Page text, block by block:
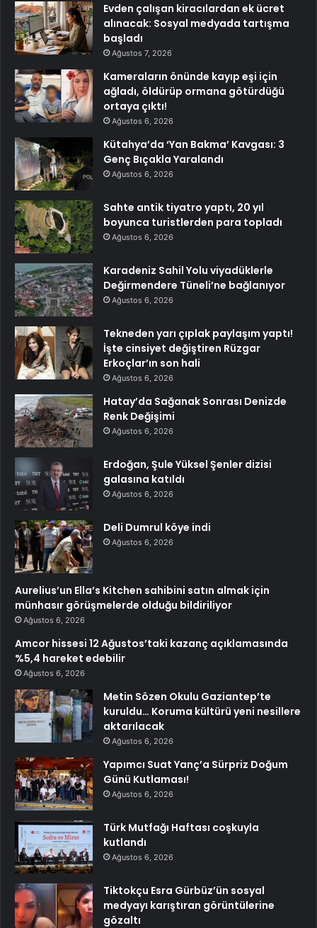
Evden çalışan kiracılardan ek ücret
alınacak: Sosyal medyada tartışma
başladı
Ağustos 7, 2026
Kameraların önünde kayıp eşi için
ağladı, öldürüp ormana götürdüğü
ortaya çıktı!
Ağustos 6, 2026
Kütahya’da ‘Yan Bakma’ Kavgası: 3
Genç Bıçakla Yaralandı
Ağustos 6, 2026
Sahte antik tiyatro yaptı, 20 yıl
boyunca turistlerden para topladı
Ağustos 6, 2026
Karadeniz Sahil Yolu viyadüklerle
Değirmendere Tüneli’ne bağlanıyor
Ağustos 6, 2026
Tekneden yarı çıplak paylaşım yaptı!
İşte cinsiyet değiştiren Rüzgar
Erkoçlar’ın son hali
Ağustos 6, 2026
Hatay’da Sağanak Sonrası Denizde
Renk Değişimi
Ağustos 6, 2026
Erdoğan, Şule Yüksel Şenler dizisi
galasına katıldı
Ağustos 6, 2026
Deli Dumrul köye indi
Ağustos 6, 2026
Aurelius’un Ella’s Kitchen sahibini satın almak için
münhasır görüşmelerde olduğu bildiriliyor
Ağustos 6, 2026
Amcor hissesi 12 Ağustos’taki kazanç açıklamasında
%5,4 hareket edebilir
Ağustos 6, 2026
Metin Sözen Okulu Gaziantep’te
kuruldu… Koruma kültürü yeni nesillere
aktarılacak
Ağustos 6, 2026
Yapımcı Suat Yanç’a Sürpriz Doğum
Günü Kutlaması!
Ağustos 6, 2026
Türk Mutfağı Haftası coşkuyla
kutlandı
Ağustos 6, 2026
Tiktokçu Esra Gürbüz’ün sosyal
medyayı karıştıran görüntülerine
gözaltı